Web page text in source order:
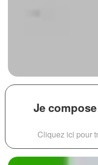
Je
Cliquez ici pour